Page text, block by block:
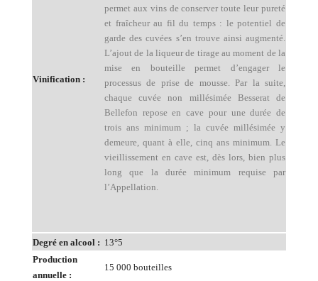
Vinification :
permet aux vins de conserver toute leur pureté
et fraîcheur au fil du temps : le potentiel de
garde des cuvées s’en trouve ainsi augmenté.
L’ajout de la liqueur de tirage au moment de la
mise en bouteille permet d’engager le
processus de prise de mousse. Par la suite,
chaque cuvée non millésimée Besserat de
Bellefon repose en cave pour une durée de
trois ans minimum ; la cuvée millésimée y
demeure, quant à elle, cinq ans minimum. Le
vieillissement en cave est, dès lors, bien plus
long que la durée minimum requise par
l’Appellation.
Degré en alcool : 13°5
Production
annuelle :
15 000 bouteilles